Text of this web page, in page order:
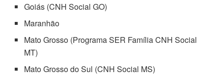
Goiás (CNH Social GO)
Maranhão
Mato Grosso (Programa SER Família CNH Social
MT)
Mato Grosso do Sul (CNH Social MS)